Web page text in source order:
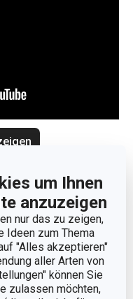
um Ihnen
anzuzeigen
nur das zu zeigen,
Ideen zum Thema
"Alles akzeptieren"
aller Arten von
können Sie
zulassen möchten,
8.5
0.6
15